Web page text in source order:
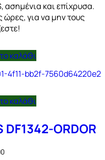
ασημένια και επίχρυσα.
ώρες, για να μην τους
καλάθι
καλάθι
DF1342-ORDOR